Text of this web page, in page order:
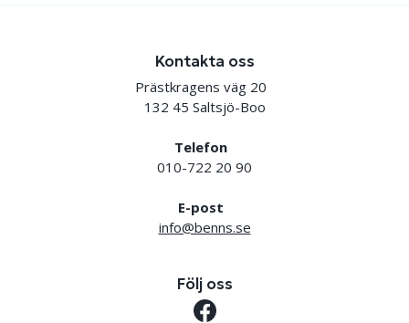
Kontakta oss
Prästkragens väg 20
132 45 Saltsjö-Boo
Telefon
010-722 20 90
E-post
info@benns.se
Följ oss